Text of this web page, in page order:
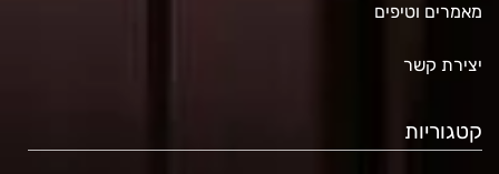
מאמרים וטיפים
יצירת קשר
קטגוריות